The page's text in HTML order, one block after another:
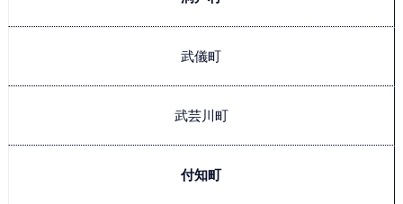
武儀町
武芸川町
付知町